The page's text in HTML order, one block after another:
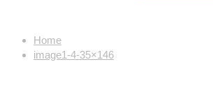
Home
image1-4-35×146